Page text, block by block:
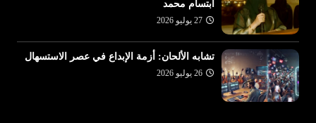
ابتسام محمد
27 يوليو 2026
تشابه الألحان: أزمة الإبداع في عصر الاستسهال
26 يوليو 2026